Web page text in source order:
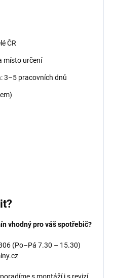
ČR
místo určení
3–5 pracovních dnů
vhodný pro váš spotřebič?
(Po–Pá 7.30 – 15.30)
s montáží i s revizí.